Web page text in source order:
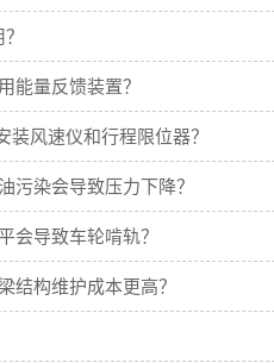
能量反馈装置？
风速仪和行程限位器？
污染会导致压力下降？
会导致车轮啃轨？
结构维护成本更高？